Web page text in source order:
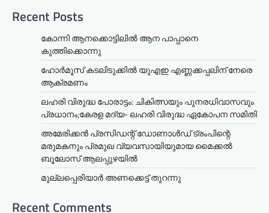
Recent Posts
കോന്നി ആനക്കൊട്ടിലിൽ ആന പാപ്പാനെ
കുത്തിക്കൊന്നു
ഹോർമൂസ് കടലിടുക്കിൽ യുഎഇ എണ്ണക്കപ്പലിന് നേരെ
ആക്രമണം
ലഹരി വിരുദ്ധ പോരാട്ടം: ചികിത്സയും പുനരധിവാസവും
പ്രധാനം;കേരള മദ്യ- ലഹരി വിരുദ്ധ ഏകോപന സമിതി
അമേരിക്കൻ പ്രസിഡന്റ് ഡോണാൾഡ് ട്രംപിന്റെ
മരുമകനും പ്രമുഖ വ്യവസായിയുമായ മൈക്കൽ
ബൂലോസ് ആലപ്പുഴയിൽ
മുല്ലപ്പെരിയാര്‍ അണക്കെട്ട് തുറന്നു
Recent Comments